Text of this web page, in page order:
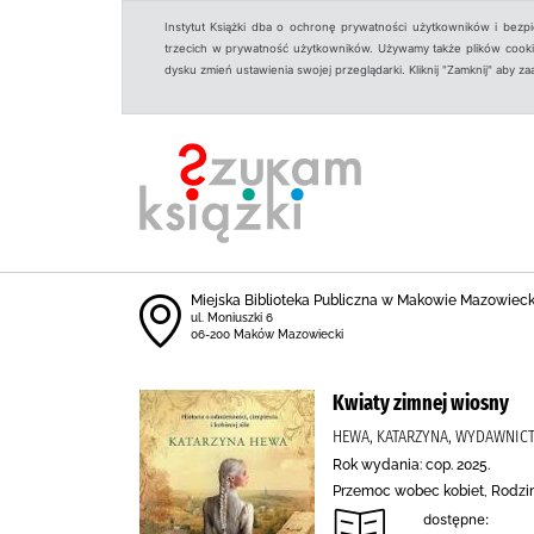
Instytut Książki dba o ochronę prywatności użytkowników i
trzecich w prywatność użytkowników. Używamy także plików
dysku zmień ustawienia swojej przeglądarki. Kliknij "Zamknij" aby
Miejska Biblioteka Publiczna w Makowie
ul. Moniuszki 6
06-200 Maków Mazowiecki
Kwiaty zimnej wiosny
HEWA, KATARZYNA,
Rok wydania: cop. 2025.
Przemoc wobec kobiet,
dostępne: